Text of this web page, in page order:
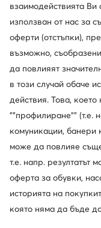
Tommy Hilfiger
аdidas
Jenny Fairy
DC Shoes
Beverly Hills Polo
Покажете повече
взаимодействията
използван от нас за
оферти (отстъпки),
възможно,
да повлияят
в този случай обаче
действия. Това, което
""профилиране"" (т.е.
комуникации, банери
може да повлияе
т.е. напр. резултатът
оферта за обувки,
историята на
която няма да бъде